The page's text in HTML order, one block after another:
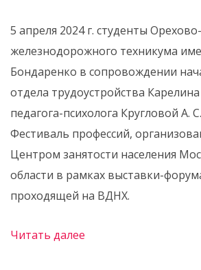
5 апреля 2024 г. студенты
железнодорожного техникума
Бондаренко в сопровождении
отдела трудоустройства
педагога-психолога Кругловой А.
Фестиваль профессий,
Центром занятости населения
области в рамках выставки-
проходящей на ВДНХ.
Читать далее